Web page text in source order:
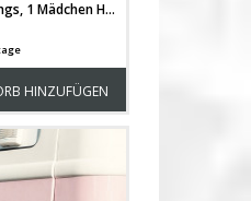
Autotattoo 3 Jungs, 1 Mädchen Heckscheiben Aufkleber Namensaufkleber mit Kinder Ball Luftballon Schmetterlinge und Namen Wunschnamen M2394
HINZUFÜGEN